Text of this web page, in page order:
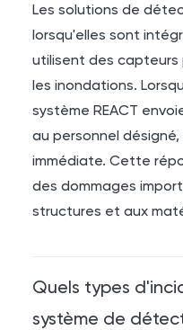
Les solutions de
lorsqu'elles sont
utilisent des capteurs
les inondations.
système REACT
au personnel
immédiate. Cette
des dommages
structures et aux
Quels types
système de